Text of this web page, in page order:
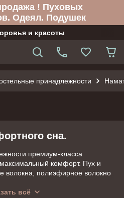
! Пуховых
Одеял. Подушек
и красоты
принадлежности
сна.
премиум-класса
комфорт. Пух и
волокна, полиэфирное волокно
соответствии с Вашими
всё